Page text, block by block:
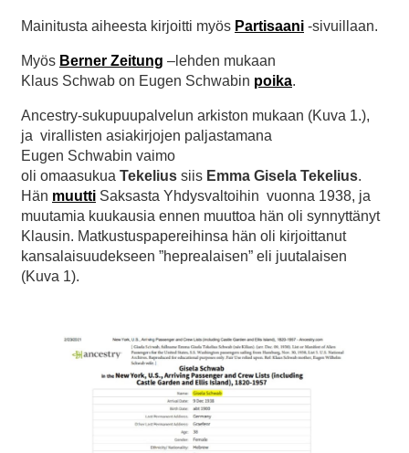
Mainitusta aiheesta kirjoitti myös Partisaani -sivuillaan.
Myös Berner Zeitung –lehden mukaan
Klaus Schwab on Eugen Schwabin poika.
Ancestry-sukupuupalvelun arkiston mukaan (Kuva 1.),
ja virallisten asiakirjojen paljastamana
Eugen Schwabin vaimo
oli omaasukua Tekelius siis Emma Gisela Tekelius.
Hän muutti Saksasta Yhdysvaltoihin vuonna 1938, ja
muutamia kuukausia ennen muuttoa hän oli synnyttänyt
Klausin. Matkustuspapereihinsa hän oli kirjoittanut
kansalaisuudekseen ”heprealaisen” eli juutalaisen
(Kuva 1).